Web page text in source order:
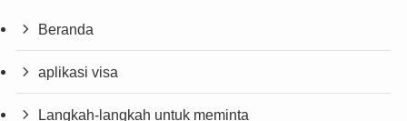
Beranda
aplikasi visa
Langkah-langkah untuk meminta